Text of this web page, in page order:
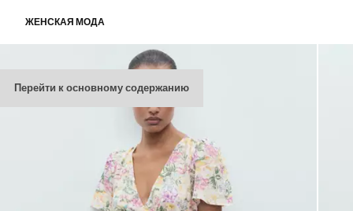
Перейти к основному содержанию
ЖЕНСКАЯ МОДА